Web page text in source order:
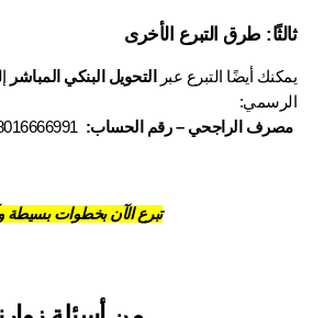
طرق التبرع الأخرى
أيضًا التبرع عبر التحويل البنكي المباشر
الراجحي – رقم الحساب: SA0880000563608016666991-
تبرع الآن بخطوات بسيطة وآمنة